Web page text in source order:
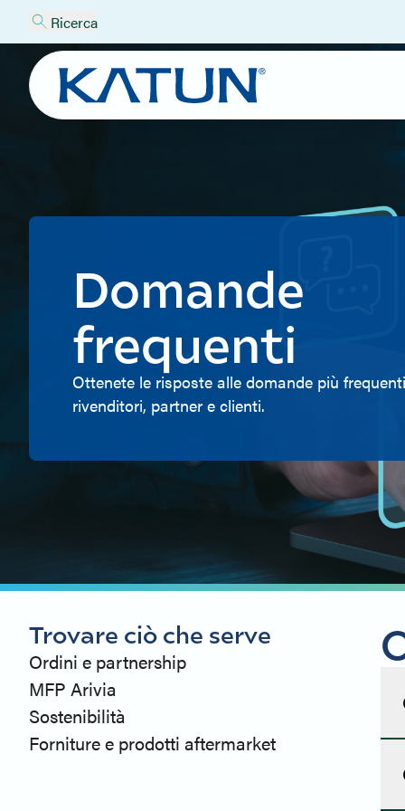
Ricerca
Domande
frequenti
Ottenete le risposte alle domande più
rivenditori, partner e clienti.
Trovare ciò che serve
Ordini e partnership
MFP Arivia
Sostenibilità
Forniture e prodotti aftermarket